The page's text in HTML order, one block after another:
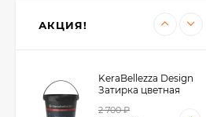
АКЦИЯ!
KeraBellezza Design
Затирка цветная
2 700